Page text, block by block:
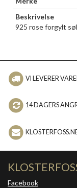
Beskrivelse
925 rose forgylt
VI LEVERER
14 DAGERS
Facebook